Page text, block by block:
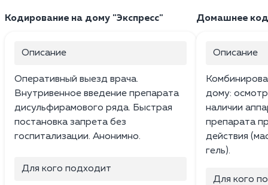
Кодирование на дому "Экспресс"
Описание
Оперативный выезд врача.
Внутривенное введение препарата
дисульфирамового ряда. Быстрая
постановка запрета без
госпитализации. Анонимно.
Для кого подходит
Домашнее
Описание
дому:
наличии
препарата
действия
гель).
Для кого